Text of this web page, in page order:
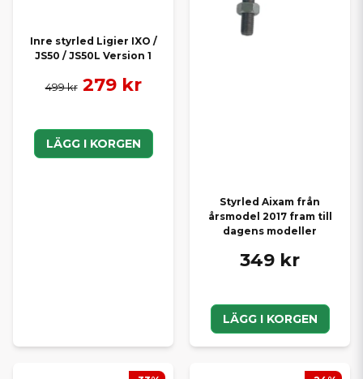
Inre styrled Ligier IXO /
JS50 / JS50L Version 1
499 kr 279 kr
LÄGG I KORGEN
Styrled Aixam från
årsmodel 2017 fram till
dagens modeller
349 kr
LÄGG I KORGEN